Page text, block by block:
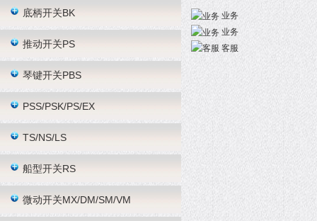
底柄开关BK
推动开关PS
琴键开关PBS
PSS/PSK/PS/EX
TS/NS/LS
船型开关RS
微动开关MX/DM/SM/VM
业务
业务
客服